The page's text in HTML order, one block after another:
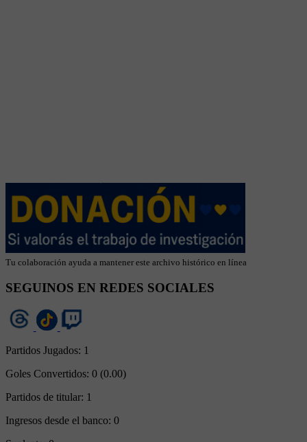
Tu colaboración ayuda a mantener este archivo histórico en línea
SEGUINOS EN REDES SOCIALES
Partidos Jugados: 1
Goles Convertidos: 0 (0.00)
Partidos de titular: 1
Ingresos desde el banco: 0